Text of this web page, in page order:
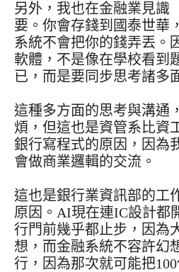
另外，我也在金融業見識
要。你會存錢到國泰世華
系統不會把你的錢弄丟。
軟體，不是像在學校看到
已，而是要同步思考諸多
這種多方面的思考與溝通
煩，但這也是資管系比資
銀行寫程式的原因，因為
會做商業邏輯的交流。
這也是銀行業資訊部的工
原因。AI現在連IC設計都
行門前幾乎都止步，因為
想，而金融系統不容許幻
行，因為那次就可能把